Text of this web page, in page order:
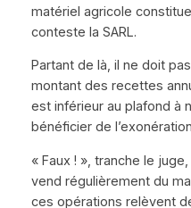
matériel agricole
conteste la SARL.
Partant de là, il ne doit
montant des recettes
est inférieur au plafond à
bénéficier de
« Faux ! », tranche le
vend régulièrement du
ces opérations relèvent